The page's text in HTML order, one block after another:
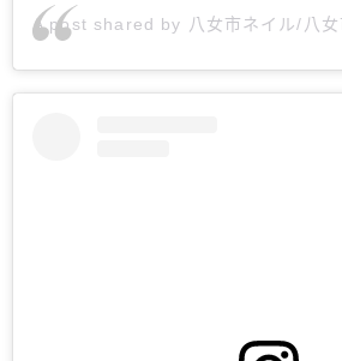
A post shared by 八女市ネイル/八